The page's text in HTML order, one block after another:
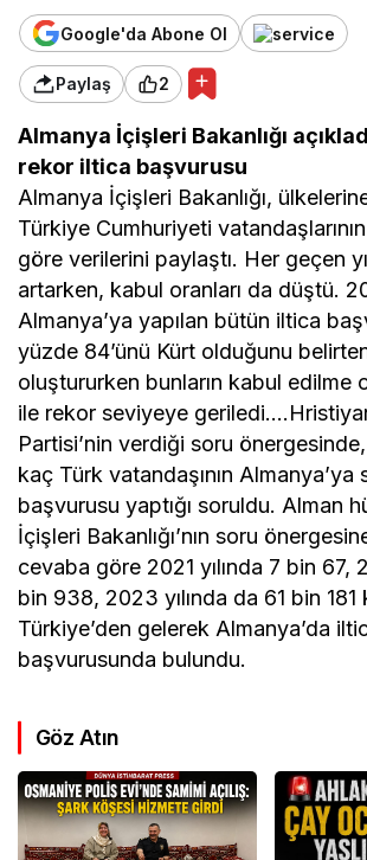
Google'da Abone Ol
Paylaş 2
Almanya İçişleri Bakanlığı
rekor iltica başvurusu
Almanya İçişleri Bakanlığı,
Türkiye Cumhuriyeti
göre verilerini paylaştı. Her geçen
artarken, kabul oranları da düştü.
Almanya’ya yapılan bütün iltica
yüzde 84’ünü Kürt olduğunu
oluştururken bunların kabul edilme
ile rekor seviyeye
Partisi’nin verdiği soru
kaç Türk vatandaşının Almanya’ya
başvurusu yaptığı soruldu. Alman
İçişleri Bakanlığı’nın soru
cevaba göre 2021 yılında 7 bin 67,
bin 938, 2023 yılında da 61 bin 181
Türkiye’den gelerek Almanya’da
başvurusunda bulundu.
Göz Atın